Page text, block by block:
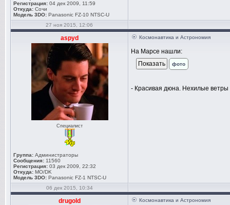
Регистрация: 04 дек 2009, 11:59
Откуда: Сочи
Модель 3DO: Panasonic FZ-10 NTSC-U
27 ноя 2015, 12:06
aspyd
Специалист
Группа: Администраторы
Сообщения: 11560
Регистрация: 03 дек 2009, 22:32
Откуда: MO/DK
Модель 3DO: Panasonic FZ-1 NTSC-U
Космонавтика и Астрономия
На Марсе нашли:
фото
- Красивая дюна. Нехилые ветры
06 дек 2015, 10:34
drugold Космонавтика и Астрономия